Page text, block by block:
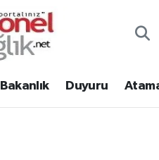
Bakanlık Duyuru